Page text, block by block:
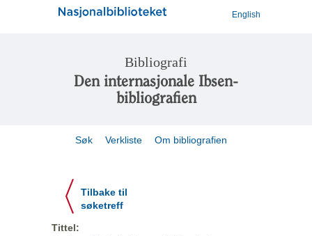
English
Bibliografi
Den internasjonale Ibsen-
bibliografien
Søk Verkliste Om bibliografien
Tilbake til
søketreff
Tittel: